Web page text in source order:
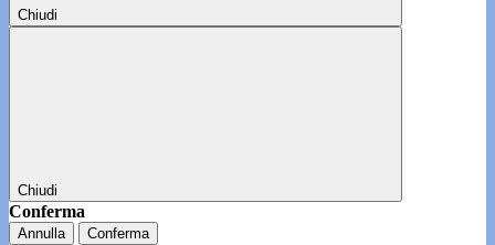
Chiudi
Chiudi
Conferma
Annulla Conferma